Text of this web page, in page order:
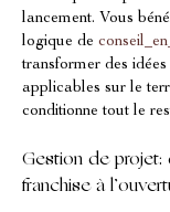
lancement. Vous
logique de
transformer des
applicables sur le
conditionne tout le
Gestion de projet:
franchise à